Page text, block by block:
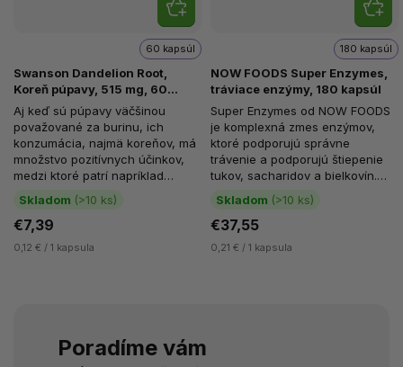
Swanson Dandelion Root,
Koreň púpavy, 515 mg, 60
kapsúl
Skladom (>10 ks)
60 kapsúl
€7,39
0,12 € / 1 kapsula
Aj keď sú púpavy väčšinou
považované za burinu, ich
konzumácia, najmä koreňov, má
množstvo pozitívnych účinkov,
medzi ktoré patrí napríklad
podpora zdravia pečene a
žalúdka....
NOW FOODS Super Enzymes,
tráviace enzýmy, 180 kapsúl
Skladom (>10 ks)
180 kapsúl
€37,55
0,21 € / 1 kapsula
Super Enzymes od NOW FOODS
je komplexná zmes enzýmov,
ktoré podporujú správne
trávenie a podporujú štiepenie
tukov, sacharidov a bielkovín.
Super Enzymes obsahujú...
Poradíme vám